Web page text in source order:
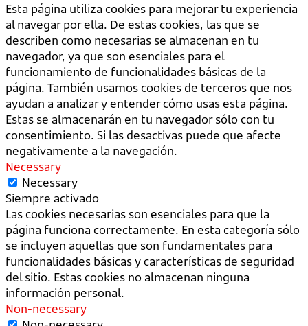
Esta página utiliza cookies para mejorar tu experiencia
al navegar por ella. De estas cookies, las que se
describen como necesarias se almacenan en tu
navegador, ya que son esenciales para el
funcionamiento de funcionalidades básicas de la
página. También usamos cookies de terceros que nos
ayudan a analizar y entender cómo usas esta página.
Estas se almacenarán en tu navegador sólo con tu
consentimiento. Si las desactivas puede que afecte
negativamente a la navegación.
Necessary
Necessary
Siempre activado
Las cookies necesarias son esenciales para que la
página funciona correctamente. En esta categoría sólo
se incluyen aquellas que son fundamentales para
funcionalidades básicas y características de seguridad
del sitio. Estas cookies no almacenan ninguna
información personal.
Non-necessary